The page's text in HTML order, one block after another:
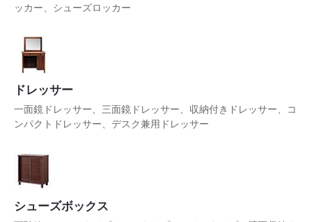
ッカー、シューズロッカー
ドレッサー
一面鏡ドレッサー、三面鏡ドレッサー、収納付きドレッサー、コ
ンパクトドレッサー、デスク兼用ドレッサー
シューズボックス